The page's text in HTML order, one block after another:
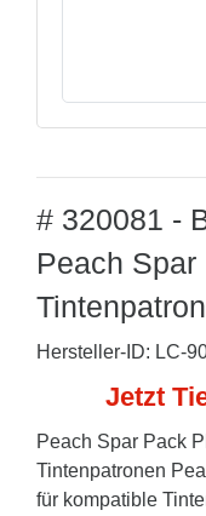
# 320081 -
Peach
Hersteller-ID: LC-
Jetzt
Peach Spar Pack
Tintenpatronen
für kompatible